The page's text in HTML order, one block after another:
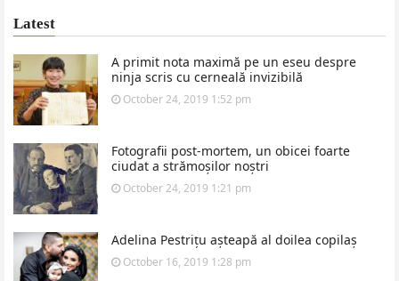
Latest
A primit nota maximă pe un eseu despre
ninja scris cu cerneală invizibilă
October 24, 2019 1:52 pm
Fotografii post-mortem, un obicei foarte
ciudat a strămoșilor noștri
October 24, 2019 1:21 pm
Adelina Pestrițu așteapă al doilea copilaș
October 16, 2019 1:28 pm